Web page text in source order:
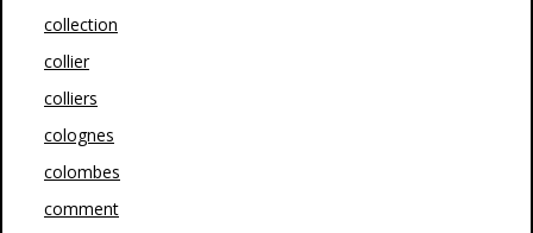
collection
collier
colliers
colognes
colombes
comment